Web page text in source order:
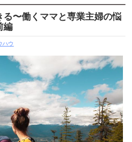
る〜働くママと専業主婦の悩
編
ハウ